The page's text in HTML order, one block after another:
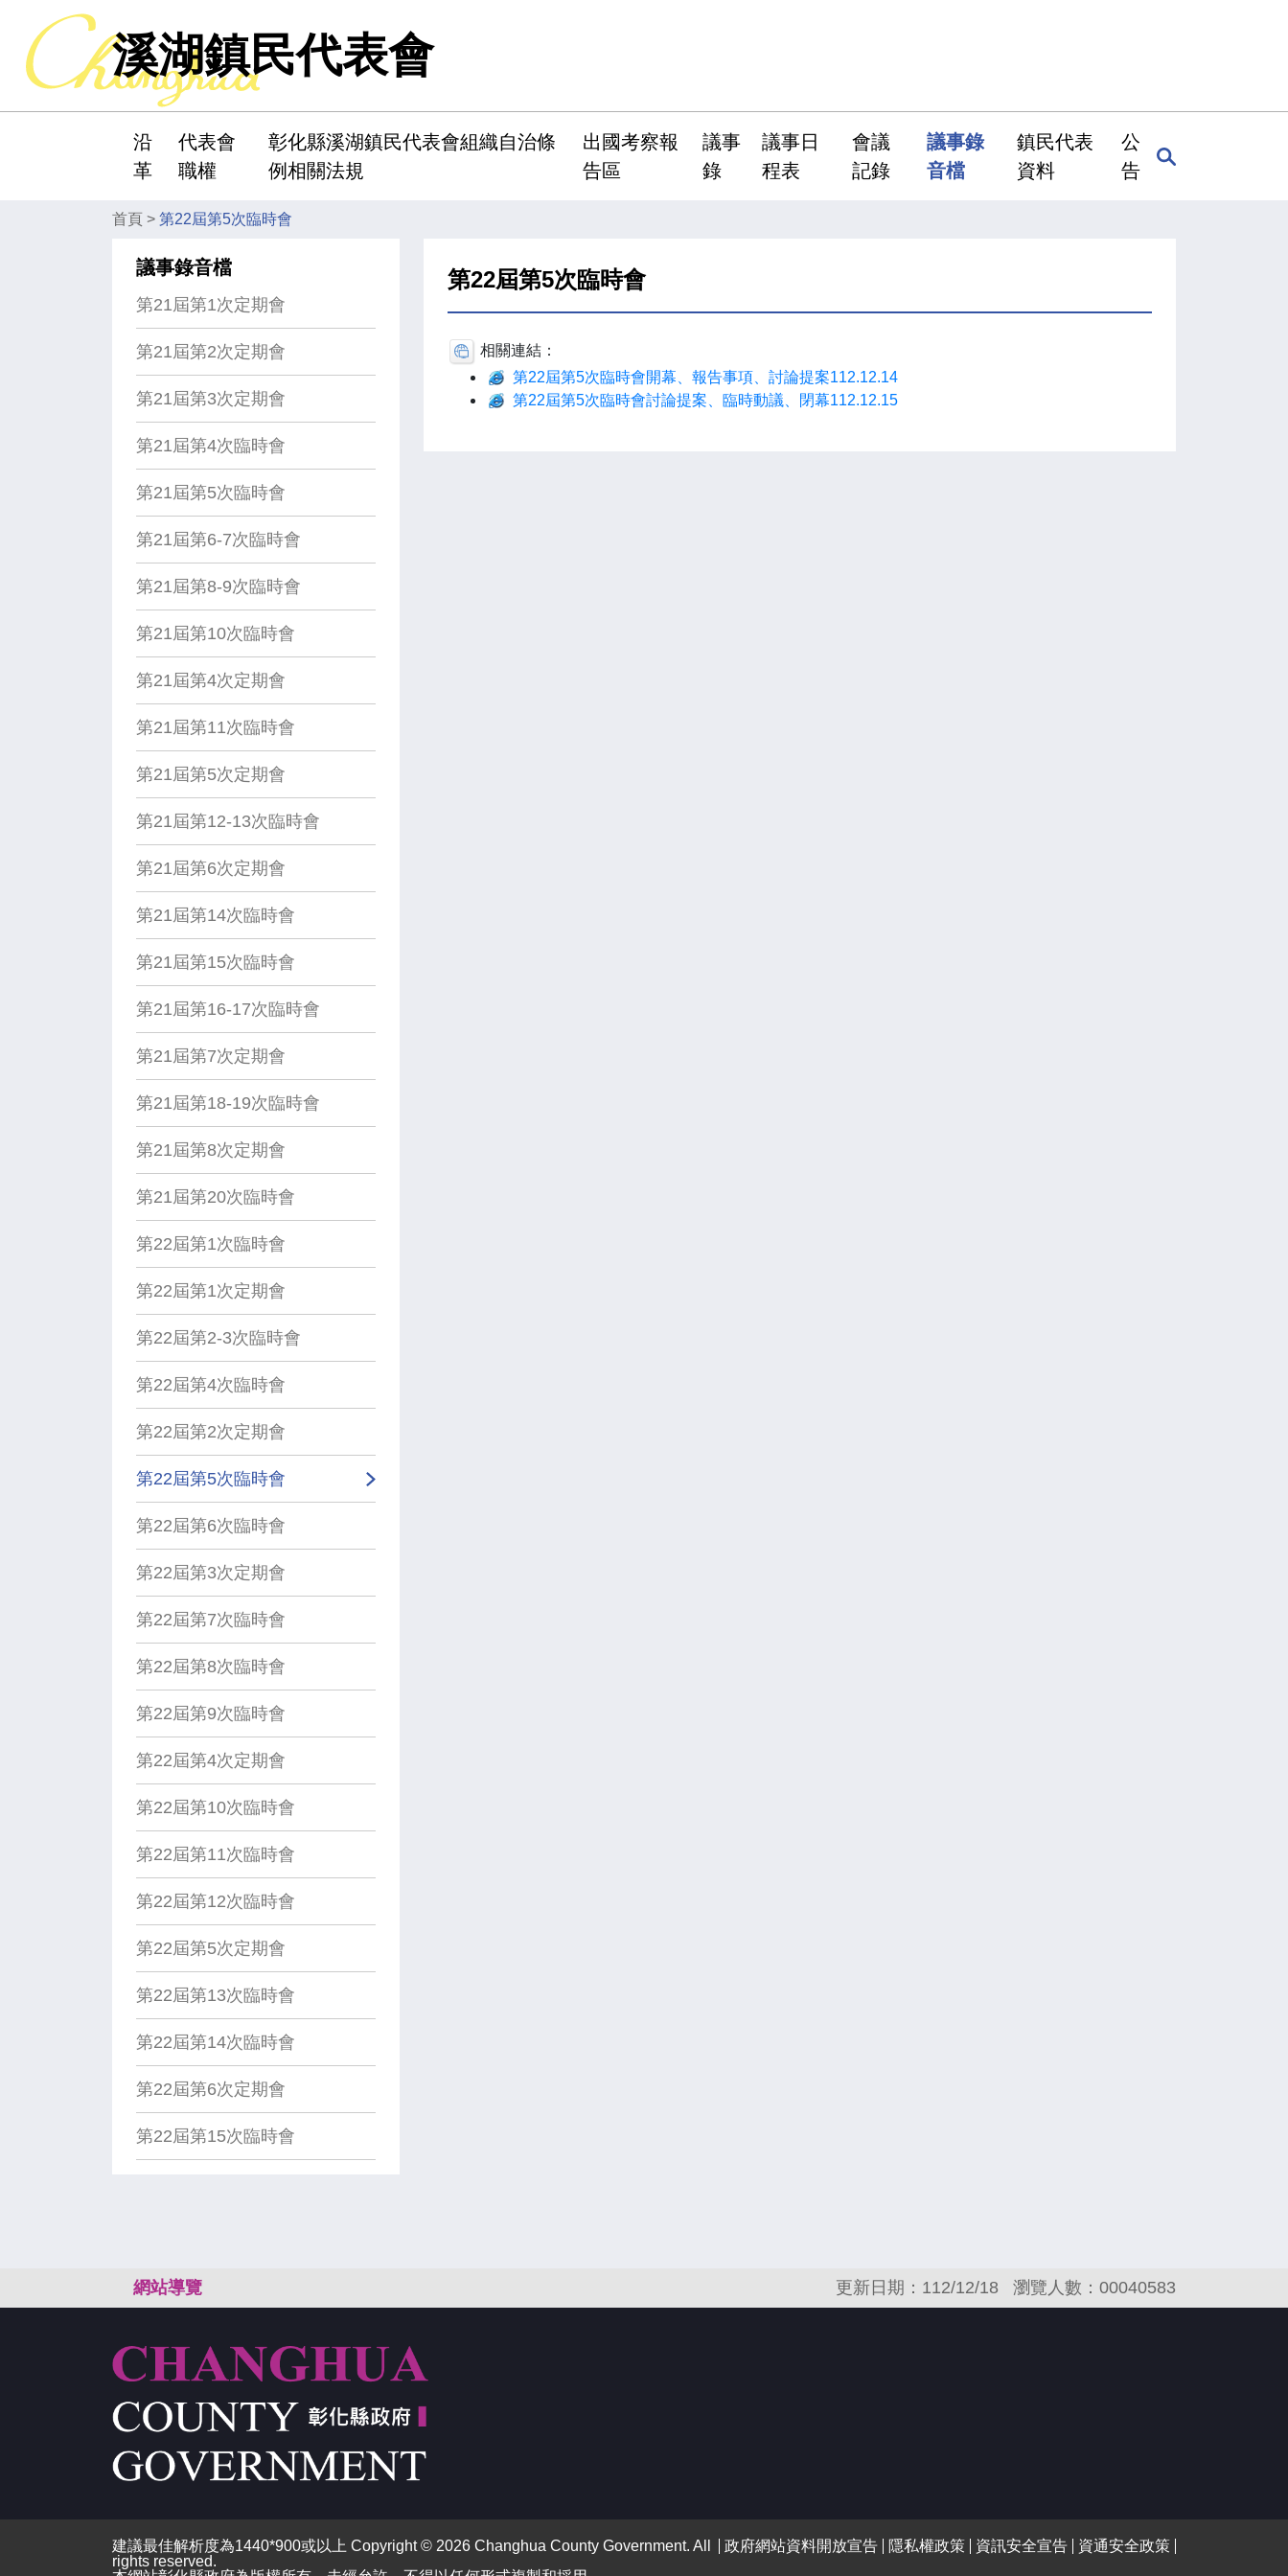
溪湖鎮民代表會
沿
革
代表會
職權
彰化縣溪湖鎮民代表會組織自治條
例相關法規
出國考察報
告區
議事
錄
議事日
程表
會議
記錄
議事錄
音檔
鎮民代表
資料
公
告
首頁 > 第22屆第5次臨時會
議事錄音檔
第21屆第1次定期會
第21屆第2次定期會
第21屆第3次定期會
第21屆第4次臨時會
第21屆第5次臨時會
第21屆第6-7次臨時會
第21屆第8-9次臨時會
第21屆第10次臨時會
第21屆第4次定期會
第21屆第11次臨時會
第21屆第5次定期會
第21屆第12-13次臨時會
第21屆第6次定期會
第21屆第14次臨時會
第21屆第15次臨時會
第21屆第16-17次臨時會
第21屆第7次定期會
第21屆第18-19次臨時會
第21屆第8次定期會
第21屆第20次臨時會
第22屆第1次臨時會
第22屆第1次定期會
第22屆第2-3次臨時會
第22屆第4次臨時會
第22屆第2次定期會
第22屆第5次臨時會
第22屆第6次臨時會
第22屆第3次定期會
第22屆第7次臨時會
第22屆第8次臨時會
第22屆第9次臨時會
第22屆第4次定期會
第22屆第10次臨時會
第22屆第11次臨時會
第22屆第12次臨時會
第22屆第5次定期會
第22屆第13次臨時會
第22屆第14次臨時會
第22屆第6次定期會
第22屆第15次臨時會
第22屆第5次臨時會
相關連結：
第22屆第5次臨時會開幕、報告事項、討論提案112.12.14
第22屆第5次臨時會討論提案、臨時動議、閉幕112.12.15
網站導覽 瀏覽人數：00040583
更新日期：112/12/18
建議最佳解析度為1440*900或以上 Copyright © 2026 Changhua County Government. All
rights reserved.
政府網站資料開放宣告 隱私權政策 資訊安全宣告 資通安全政策